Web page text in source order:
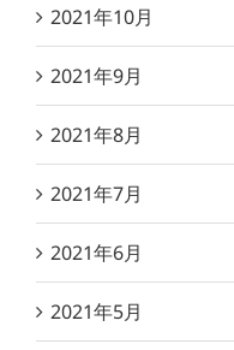
2021年10月
2021年9月
2021年8月
2021年7月
2021年6月
2021年5月